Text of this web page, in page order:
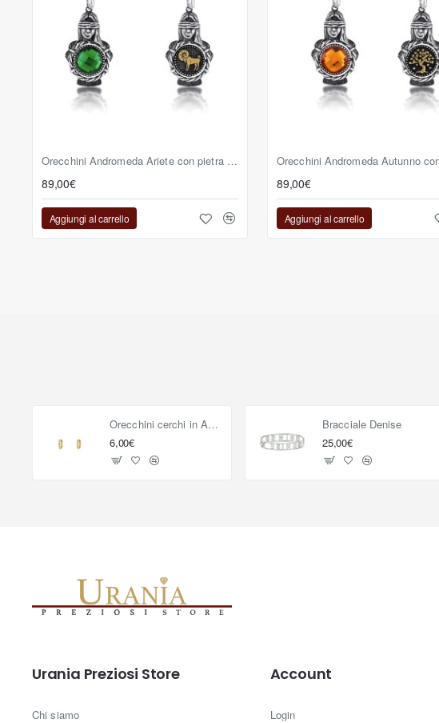
Orecchini Andromeda Ariete con pietra reversibile verde
89,00€
Aggiungi al carrello
89,00€
Aggiungi al carrello
Orecchini cerchi in Acciaio Dorati 14 mm
6,00€
Bracciale Denise
25,00€
Urania Preziosi Store
Chi siamo
Account
Login